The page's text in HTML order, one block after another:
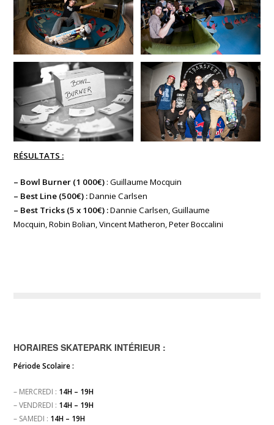
RÉSULTATS :
– Bowl Burner (1 000€) : Guillaume Mocquin
– Best Line (500€) :Dannie Carlsen
– Best Tricks (5 x 100€) :Dannie Carlsen, Guillaume
Mocquin, Robin Bolian, Vincent Matheron, Peter Boccalini
HORAIRES SKATEPARK INTÉRIEUR :
Période Scolaire :
– MERCREDI : 14H – 19H
– VENDREDI : 14H – 19H
– SAMEDI : 14H – 19H